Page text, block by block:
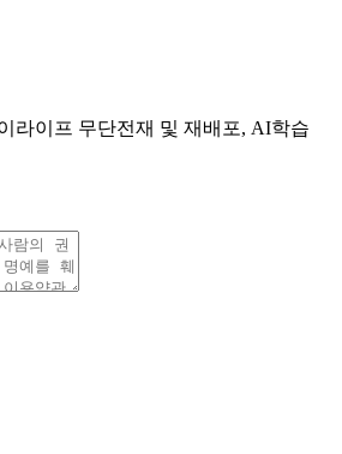
라이프 무단전재 및 재배포, AI학습